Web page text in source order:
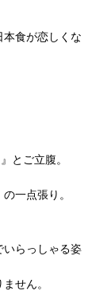
食が恋しくな
とご立腹。
一点張り。
いらっしゃる姿
せん。